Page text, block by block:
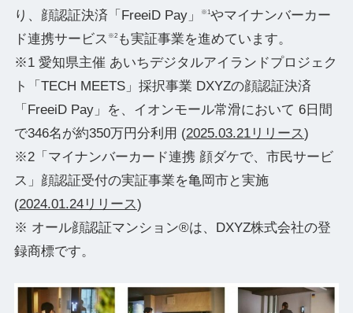
り、顔認証決済「FreeiD Pay」
※1やマイナンバーカー
ド連携サービス ※2も実証事業を進めています。
※1 愛知県主催 あいちデジタルアイランドプロジェク
ト「TECH MEETS」採択事業 DXYZの顔認証決済
「FreeiD Pay」を、イオンモール常滑において 6日間
で346名が約350万円分利用 (2025.03.21リリース)
※2「マイナンバーカード連携 顔ダケで、市民サービ
ス」顔認証受付の実証事業を亀岡市と実施
(2024.01.24リリース)
※ オール顔認証マンション®は、DXYZ株式会社の登
録商標です。